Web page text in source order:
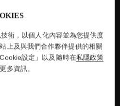
」項鍊，選自新聞稿，1932年
資料鳴謝
術，以個人化內容並為您提供度
上及與我們合作夥伴提供的相關
設定」以及隨時在私隱政策
多資訊。